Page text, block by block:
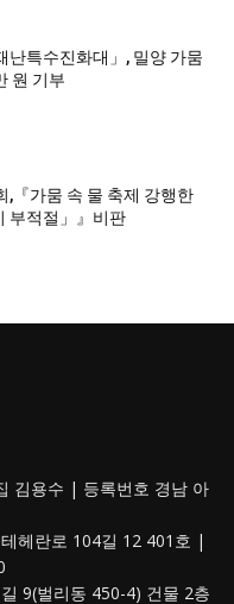
난특수진화대」, 밀양 가뭄
원 기부
,『가뭄 속 물 축제 강행한
부적절」』비판
김용수 | 등록번호 경남 아
헤란로 104길 12 401호 |
9(벌리동 450-4) 건물 2층